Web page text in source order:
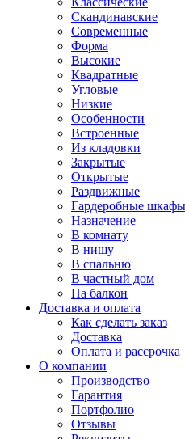
Скандинавские
Современные
Форма
Высокие
Квадратные
Угловые
Низкие
Особенности
Встроенные
Из кладовки
Закрытые
Открытые
Раздвижные
Гардеробные шкафы
Назначение
В комнату
В нишу
В спальню
В частный дом
На балкон
Доставка и оплата
Как сделать заказ
Доставка
Оплата и рассрочка
О компании
Производство
Гарантия
Портфолио
Отзывы